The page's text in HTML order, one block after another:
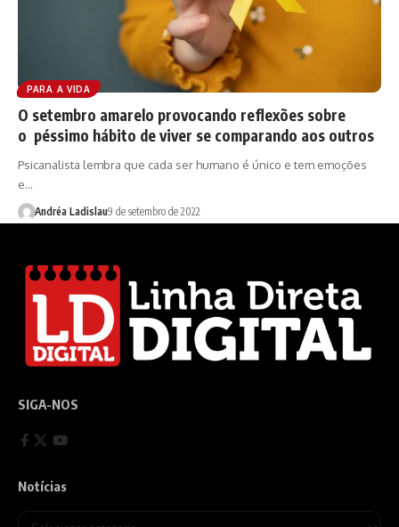
PARA A VIDA
O setembro amarelo provocando reflexões sobre
o péssimo hábito de viver se comparando aos outros
Psicanalista lembra que cada ser humano é único e tem emoções
e…
Andréa Ladislau9 de setembro de 2022
SIGA-NOS
Notícias